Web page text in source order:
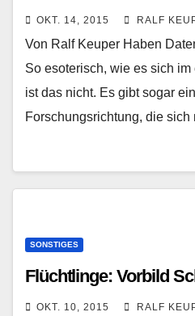
OKT. 14, 2015 RALF
Von Ralf Keuper Haben
So esoterisch, wie es sich im
ist das nicht. Es gibt sogar
Forschungsrichtung, die
SONSTIGES
Flüchtlinge: Vorbild
OKT. 10, 2015 RALF